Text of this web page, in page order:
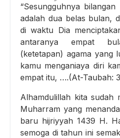
“Sesungguhnya
adalah dua belas bulan,
di waktu Dia
antaranya empat
(ketetapan) agama yang
kamu menganiaya diri
empat itu, ….(At-Taubah:
Alhamdulillah kita sudah
Muharram yang
baru hijriyyah 1439 H.
semoga di tahun ini